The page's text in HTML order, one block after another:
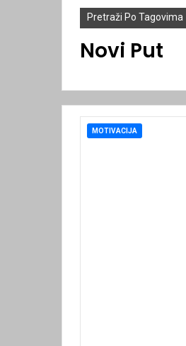
Pretraži Po Tagovima
Novi Put
MOTIVACIJA